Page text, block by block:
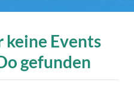
keine Events
gefunden